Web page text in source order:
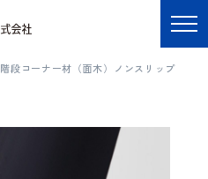
階段コーナー材（面木）ノンスリップ